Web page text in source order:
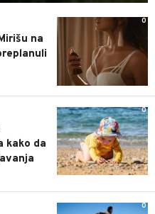
0
na
0
kako da
0